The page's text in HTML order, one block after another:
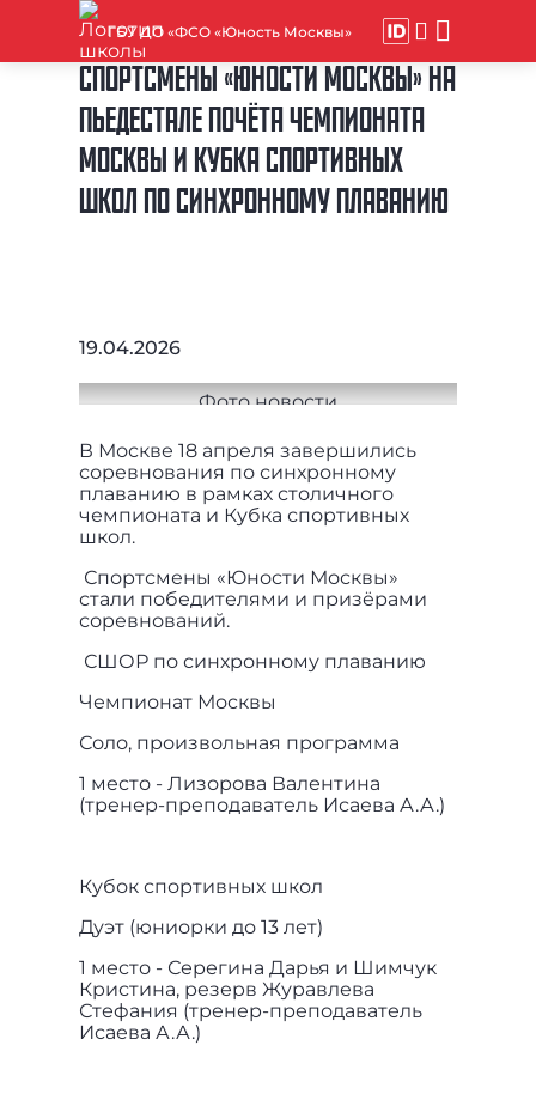
ГБУ ДО «ФСО «Юность Москвы»
СПОРТСМЕНЫ «ЮНОСТИ МОСКВЫ» НА
ПЬЕДЕСТАЛЕ ПОЧЁТА ЧЕМПИОНАТА
МОСКВЫ И КУБКА СПОРТИВНЫХ
ШКОЛ ПО СИНХРОННОМУ ПЛАВАНИЮ
19.04.2026
В Москве 18 апреля завершились
соревнования по синхронному
плаванию в рамках столичного
чемпионата и Кубка спортивных
школ.
Спортсмены «Юности Москвы»
стали победителями и призёрами
соревнований.
СШОР по синхронному плаванию
Чемпионат Москвы
Соло, произвольная программа
1 место - Лизорова Валентина
(тренер-преподаватель Исаева А.А.)
Кубок спортивных школ
Дуэт (юниорки до 13 лет)
1 место - Серегина Дарья и Шимчук
Кристина, резерв Журавлева
Стефания (тренер-преподаватель
Исаева А.А.)